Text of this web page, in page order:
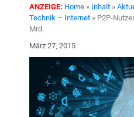
ANZEIGE: Home » Inhalt »
Technik – Internet » P2P-
Mrd.
März 27, 2015